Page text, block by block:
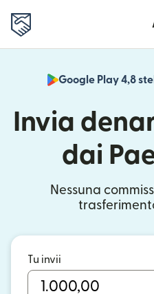
Google Play 4,8
Invia
dai
Nessuna
Tu invii